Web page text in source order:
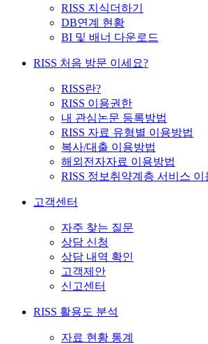
RISS 지식더하기
DB연계 현황
BI 및 배너 다운로드
RISS 처음 방문 이세요?
RISS란?
RISS 이용권한
내 관심논문 등록방법
RISS 자료 유형별 이용방법
복사/대출 이용방법
해외전자자료 이용방법
RISS 정보취약계층 서비스 이
고객센터
자주 찾는 질문
상담 신청
상담 내역 확인
고객제안
신고센터
RISS 활용도 분석
자료 현황 통계